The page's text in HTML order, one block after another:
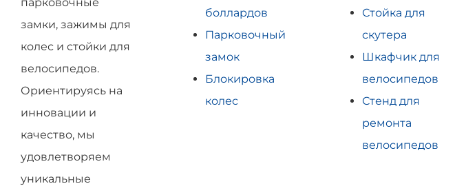
замки, зажимы для
колес и стойки для
велосипедов.
Ориентируясь на
инновации и
качество, мы
удовлетворяем
уникальные
боллардов
Парковочный
замок
Блокировка
колес
Стойка для
скутера
Шкафчик для
велосипедов
Стенд для
ремонта
велосипедов